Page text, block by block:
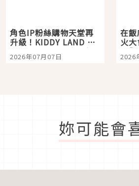
角色IP粉絲購物天堂再
升級！KIDDY LAND 原
宿店吉伊卡哇迎客，新
開幕 OMOKADO 店3分
2026年07月07日
在
火
景
人擠
2026
妳可能會